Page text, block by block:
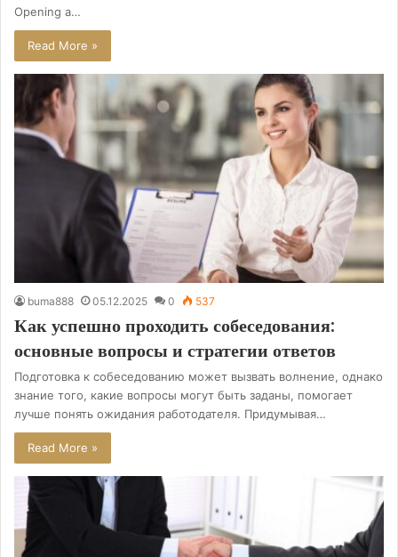
Opening a…
Read More »
buma888 05.12.2025 0 537
Как успешно проходить собеседования:
основные вопросы и стратегии ответов
Подготовка к собеседованию может вызвать волнение, однако
знание того, какие вопросы могут быть заданы, помогает
лучше понять ожидания работодателя. Придумывая…
Read More »